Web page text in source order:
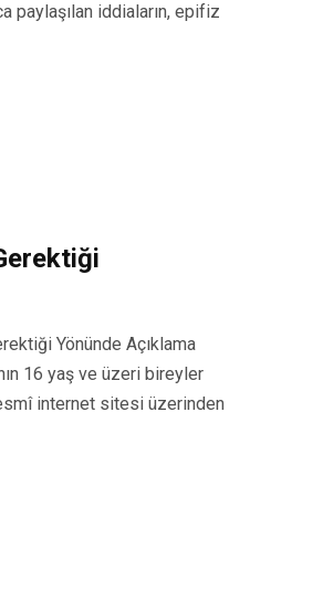
paylaşılan iddiaların, epifiz
Yönünde Açıklama
16 yaş ve üzeri bireyler
internet sitesi üzerinden